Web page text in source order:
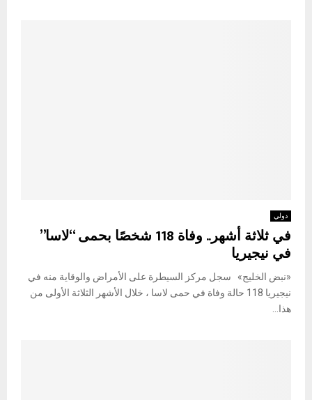
دولي
في ثلاثة أشهر.. وفاة 118 شخصًا بحمى “لاسا”
في نيجيريا
«نبض الخليج» سجل مركز السيطرة على الأمراض والوقاية منه في
نيجيريا 118 حالة وفاة في حمى لاسا ، خلال الأشهر الثلاثة الأولى من
هذا...